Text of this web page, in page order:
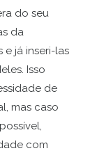
do seu
da
e já inseri-las
Isso
de
mas caso
com